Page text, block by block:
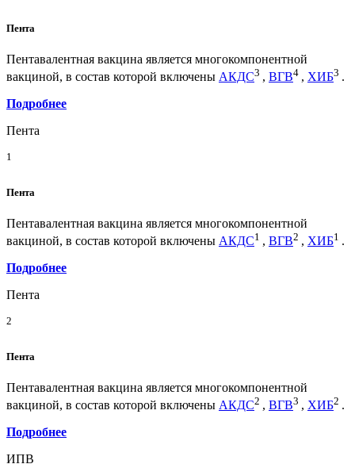
Пента
Пентавалентная вакцина является многокомпонентной
вакциной, в состав которой включены АКДС3 , ВГВ4 , ХИБ3 .
Подробнее
Пента
1
Пента
Пентавалентная вакцина является многокомпонентной
вакциной, в состав которой включены АКДС1 , ВГВ2 , ХИБ1 .
Подробнее
Пента
2
Пента
Пентавалентная вакцина является многокомпонентной
вакциной, в состав которой включены АКДС2 , ВГВ3 , ХИБ2 .
Подробнее
ИПВ